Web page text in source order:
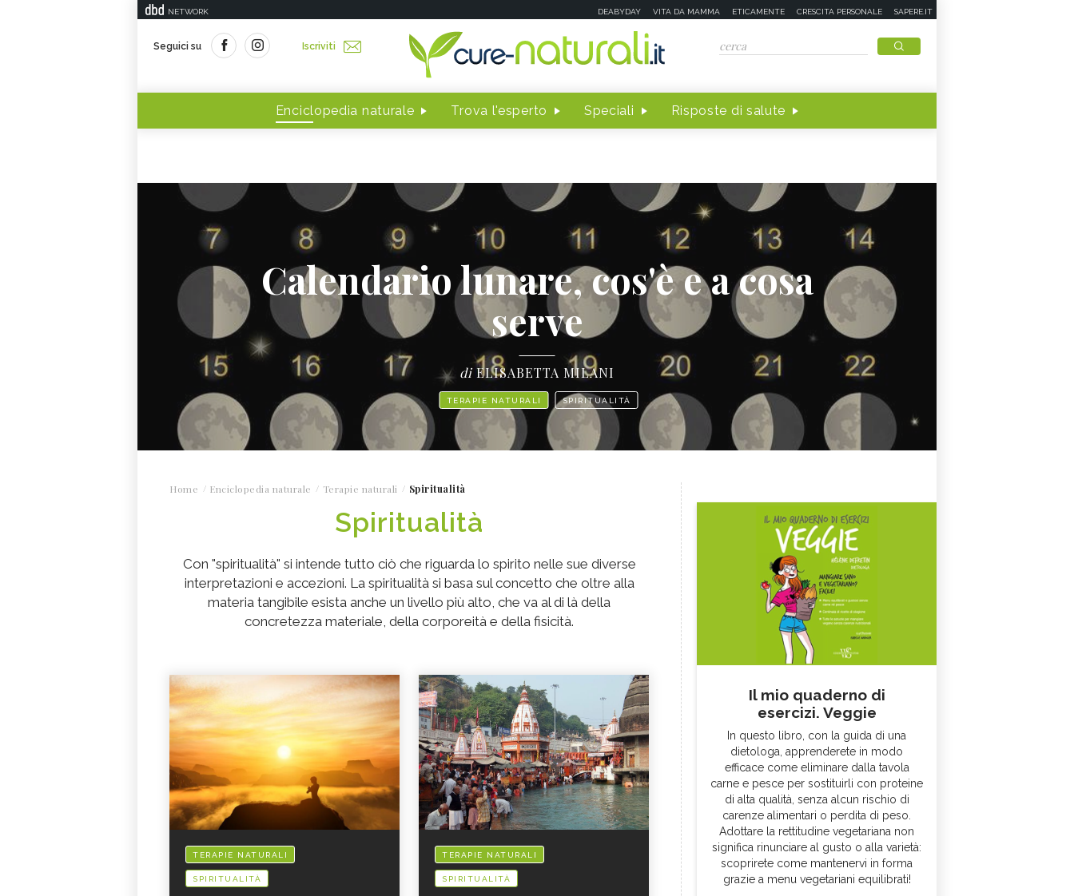
NETWORK DEABYDAY VITA DA MAMMA ETICAMENTE CRESCITA PERSONALE SAPERE.IT
Seguici su Iscriviti
Enciclopedia naturale Trova l'esperto Speciali Risposte di salute
Calendario lunare, cos'è e a cosa
serve
di ELISABETTA MILANI
TERAPIE NATURALI SPIRITUALITÀ
Home Enciclopedia naturale Terapie naturali Spiritualità
Spiritualità
Con "spiritualità" si intende tutto ciò che riguarda lo spirito nelle sue diverse
interpretazioni e accezioni. La spiritualità si basa sul concetto che oltre alla
materia tangibile esista anche un livello più alto, che va al di là della
concretezza materiale, della corporeità e della fisicità.
TERAPIE NATURALI
SPIRITUALITÀ
TERAPIE NATURALI
SPIRITUALITÀ
Il mio quaderno di
esercizi. Veggie
In questo libro, con la guida di una
dietologa, apprenderete in modo
efficace come eliminare dalla tavola
carne e pesce per sostituirli con proteine
di alta qualità, senza alcun rischio di
carenze alimentari o perdita di peso.
Adottare la rettitudine vegetariana non
significa rinunciare al gusto o alla varietà:
scoprirete come mantenervi in forma
grazie a menu vegetariani equilibrati!